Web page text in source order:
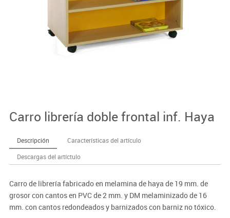
Carro librería doble frontal inf. Haya
Descripción
Características del artículo
Descargas del artíctulo
Carro de librería fabricado en melamina de haya de 19 mm. de
grosor con cantos en PVC de 2 mm. y DM melaminizado de 16
mm. con cantos redondeados y barnizados con barniz no tóxico.